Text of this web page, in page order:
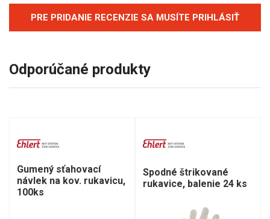
PRE PRIDANIE RECENZIE SA MUSÍTE PRIHLÁSIŤ
Odporúčané produkty
Gumený sťahovací
návlek na kov. rukavicu,
100ks
Spodné štrikované
rukavice, balenie 24 ks